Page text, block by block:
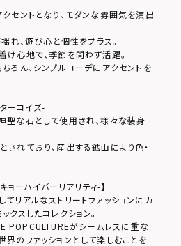
セントとなり、モダンな雰囲気を演出
れ、遊び心と個性をプラス。
心地で、季節を問わず活躍。
ろん、シンプルコーデにアクセントを
ーコイズ-
聖な石として使用され、様々な装身
れており、産出する鉱山により色・
ーハイパーリアリティ-】
リアルなストリートファッションにカ
クスしたコレクション。
POPCULTUREがシームレスに重な
のファッションとして楽しむことを